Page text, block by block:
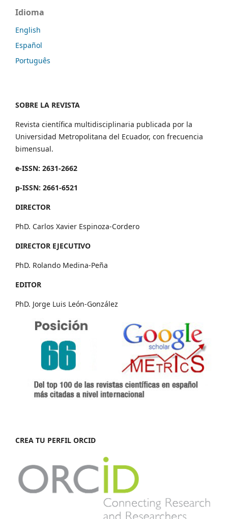
Idioma
English
Español
Português
SOBRE LA REVISTA
Revista científica multidisciplinaria publicada por la
Universidad Metropolitana del Ecuador, con frecuencia
bimensual.
e-ISSN: 2631-2662
p-ISSN: 2661-6521
DIRECTOR
PhD. Carlos Xavier Espinoza-Cordero
DIRECTOR EJECUTIVO
PhD. Rolando Medina-Peña
EDITOR
PhD. Jorge Luis León-González
CREA TU PERFIL ORCID